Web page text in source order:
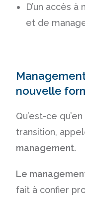
D’un accès
et de
nouvelle
Qu’est-ce
transition,
management.
Le
fait à confier